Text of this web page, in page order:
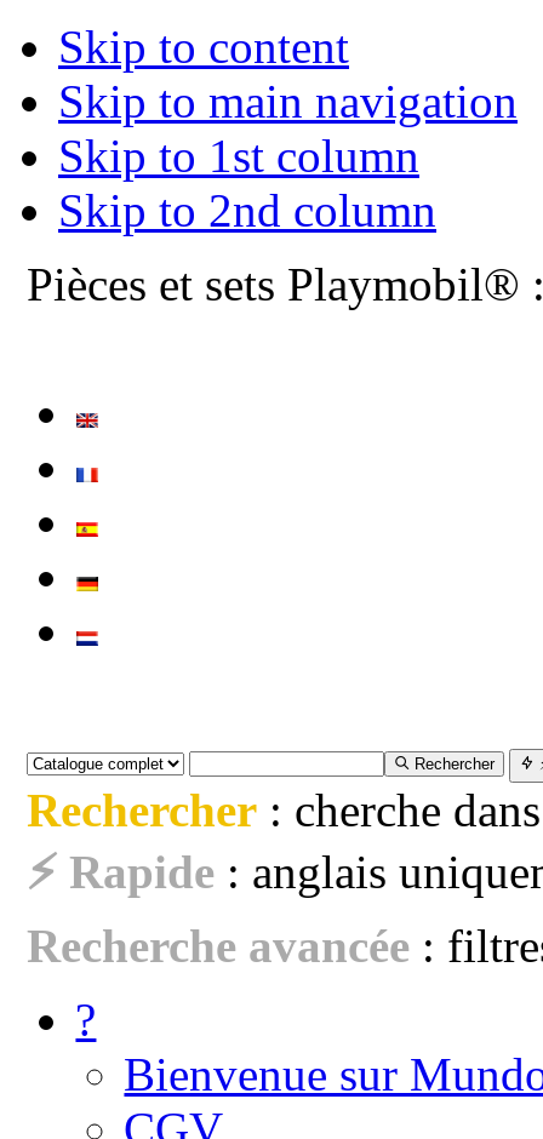
Skip to content
Skip to main navigation
Skip to 1st column
Skip to 2nd column
Pièces et sets Playmobil®
Rechercher
Rechercher : cherche
⚡ Rapide : anglais
Recherche avancée :
?
Bienvenue sur